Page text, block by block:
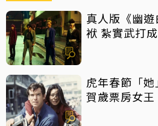
真人版《幽
袱 紮實武打
虎年春節「
賀歲票房女王